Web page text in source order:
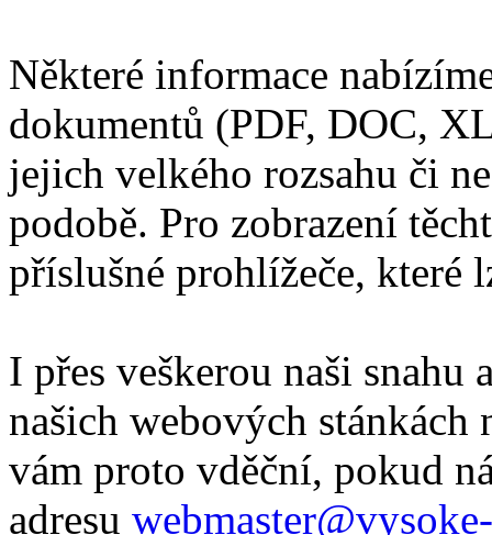
Některé informace
dokumentů (PDF, DOC,
jejich velkého rozsahu či
podobě. Pro zobrazení
příslušné prohlížeče, které
I přes veškerou naši snahu
našich webových stánkách
vám proto vděční, pokud
adresu